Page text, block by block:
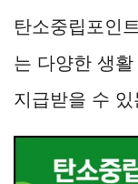
탄소중립포인
는 다양한 생
지급받을 수